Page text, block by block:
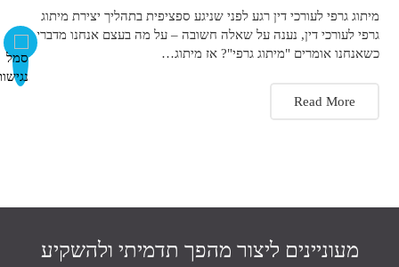
הקטנת גופן
הגדלת גופן
format_underlined הוסף קו תחתון לקישורים
סמן קישורים
מיתוג גרפי לעורכי דין רגע לפני שניגע ספציפית בתהליך יצירת מיתוג
גרפי לעורכי דין, נענה על שאלה חשובה – על מה בעצם אנחנו מדברים
כשאנחנו אומרים "מיתוג גרפי"? אז מיתוג…
Read More
מעוניינים ליצור מהפך תדמיתי ולהשקיע